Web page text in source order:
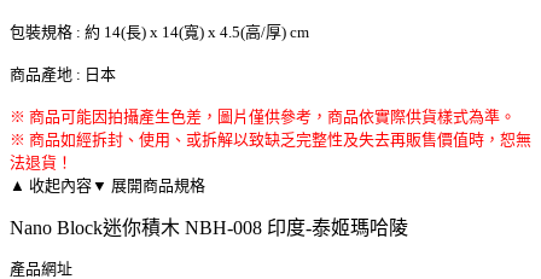
包裝規格 : 約 14(長) x 14(寬) x 4.5(高/厚) cm
商品產地 : 日本
※ 商品可能因拍攝產生色差，圖片僅供參考，商品依實際供貨樣式為準。
※ 商品如經拆封、使用、或拆解以致缺乏完整性及失去再販售價值時，恕無
法退貨！
▲ 收起內容▼ 展開商品規格
Nano Block迷你積木 NBH-008 印度-泰姬瑪哈陵
產品網址